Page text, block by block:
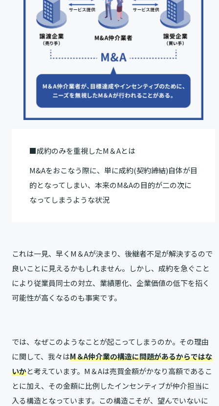
■成約のみを重視したM＆Aとは
M&Aをおこなう際に、単に成約(契約締結)自体が目
的となってしまい、本来のM&Aの目的が二の次に
なってしまうような状況
これは一見、早くM＆Aが決まり、後継者不足が解決するので
良いことに見えるかもしれません。しかし、成約を急ぐこと
により従業員同士の対立、業績悪化、企業価値の低下を招く
可能性が高くなるのも事実です。
では、なぜこのようなことが起こってしまうのか。その理由
に関して、我々はM＆A仲介業の構造に問題があるからではな
いかと考えています。M＆Aは売買金額がかなり高額であるこ
とに加え、その金額に比例したインセンティブが仲介担当に
入る構造となっています。この構造こそが、望んでいないに